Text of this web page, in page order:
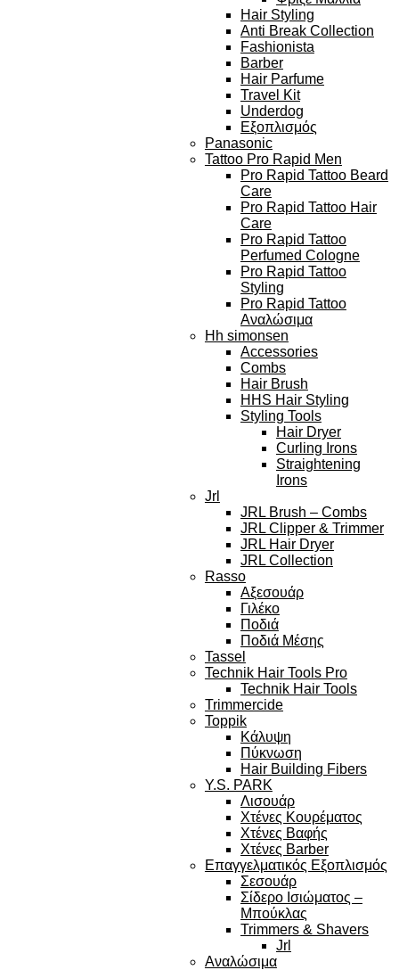
Hair Styling
Anti Break Collection
Fashionista
Barber
Hair Parfume
Travel Kit
Underdog
Εξοπλισμός
Panasonic
Tattoo Pro Rapid Men
Pro Rapid Tattoo Beard
Care
Pro Rapid Tattoo Hair
Care
Pro Rapid Tattoo
Perfumed Cologne
Pro Rapid Tattoo
Styling
Pro Rapid Tattoo
Αναλώσιμα
Hh simonsen
Accessories
Combs
Hair Brush
HHS Hair Styling
Styling Tools
Hair Dryer
Curling Irons
Straightening
Irons
Jrl
JRL Brush – Combs
JRL Clipper & Trimmer
JRL Hair Dryer
JRL Collection
Rasso
Αξεσουάρ
Γιλέκο
Ποδιά
Ποδιά Μέσης
Tassel
Technik Hair Tools Pro
Technik Hair Tools
Trimmercide
Toppik
Κάλυψη
Πύκνωση
Hair Building Fibers
Y.S. PARK
Λισουάρ
Χτένες Κουρέματος
Χτένες Βαφής
Χτένες Barber
Επαγγελματικός Εξοπλισμός
Σεσουάρ
Σίδερο Ισιώματος –
Μπούκλας
Trimmers & Shavers
Jrl
Αναλώσιμα